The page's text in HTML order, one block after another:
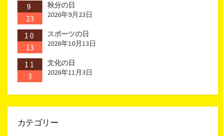
9
23
秋分の日
2026年9月23日
10
13
スポーツの日
2026年10月13日
11
3
文化の日
2026年11月3日
カテゴリー